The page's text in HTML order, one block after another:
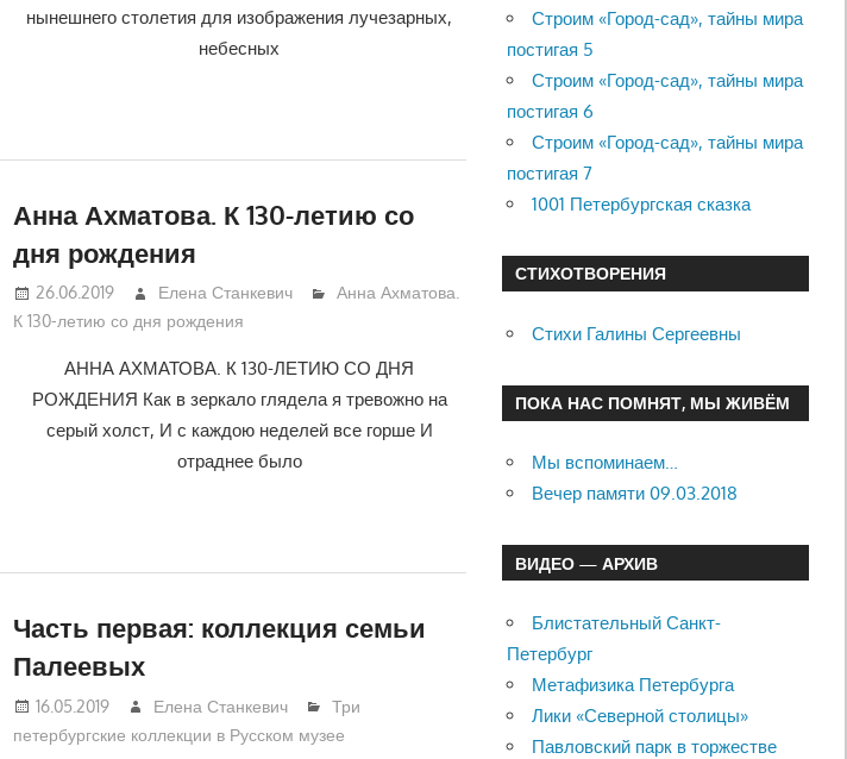
нынешнего столетия для изображения лучезарных,
небесных
Анна Ахматова. К 130-летию со
дня рождения
26.06.2019 Елена Станкевич
Анна Ахматова.
К 130-летию со дня рождения
АННА АХМАТОВА. К 130-ЛЕТИЮ СО ДНЯ
РОЖДЕНИЯ Как в зеркало глядела я тревожно на
серый холст, И с каждою неделей все горше И
отраднее было
Часть первая: коллекция семьи
Палеевых
16.05.2019 Елена Станкевич
Три
петербургские коллекции в Русском музее
Строим «Город-сад», тайны мира
постигая 5
Строим «Город-сад», тайны мира
постигая 6
Строим «Город-сад», тайны мира
постигая 7
1001 Петербургская сказка
СТИХОТВОРЕНИЯ
Стихи Галины Сергеевны
ПОКА НАС ПОМНЯТ, МЫ ЖИВЁМ
Мы вспоминаем…
Вечер памяти 09.03.2018
ВИДЕО — АРХИВ
Блистательный Санкт-
Петербург
Метафизика Петербурга
Лики «Северной столицы»
Павловский парк в торжестве